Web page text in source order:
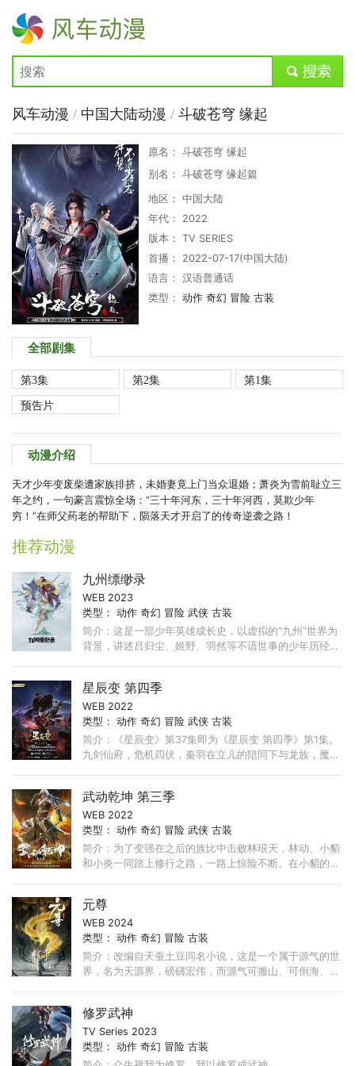
风车动漫
submit
风车动漫 / 中国大陆动漫 / 斗破苍穹 缘起
原名： 斗破苍穹 缘起
别名： 斗破苍穹 缘起篇
地区： 中国大陆
年代： 2022
版本： TV SERIES
首播： 2022-07-17(中国大陆)
语言： 汉语普通话
类型：动作 奇幻 冒险 古装
全部剧集
第3集 第2集
第1集
预告片
动漫介绍
天才少年变废柴遭家族排挤，未婚妻竟上门当众退婚；萧炎为雪前耻立三
年之约，一句豪言震惊全场：“三十年河东，三十年河西，莫欺少年
穷！”在师父药老的帮助下，陨落天才开启了的传奇逆袭之路！
推荐动漫
九州缥缈录
WEB 2023
类型：动作 奇幻 冒险 武侠 古装
简介：这是一部少年英雄成长史，以虚拟的“九州”世界为
背景，讲述吕归尘、姬野、羽然等不谙世事的少年历经磨
星辰变 第四季
WEB 2022
类型：动作 奇幻 冒险 武侠 古装
简介：《星辰变》第37集即为《星辰变 第四季》第1集。
九剑仙府，危机四伏，秦羽在立儿的陪同下与龙族，魔族
武动乾坤 第三季
WEB 2022
类型：动作 奇幻 冒险 武侠 古装
简介：为了变强在之后的族比中击败林琅天，林动、小貂
和小炎一同踏上修行之路，一路上惊险不断。在小貂的指
元尊
WEB 2024
类型：动作 奇幻 冒险 古装
简介：改编自天蚕土豆同名小说，这是一个属于源气的世
界，名为天源界，磅礴宏伟，而源气可搬山、可倒海、可
修罗武神
TV Series 2023
类型：动作 奇幻 冒险 古装